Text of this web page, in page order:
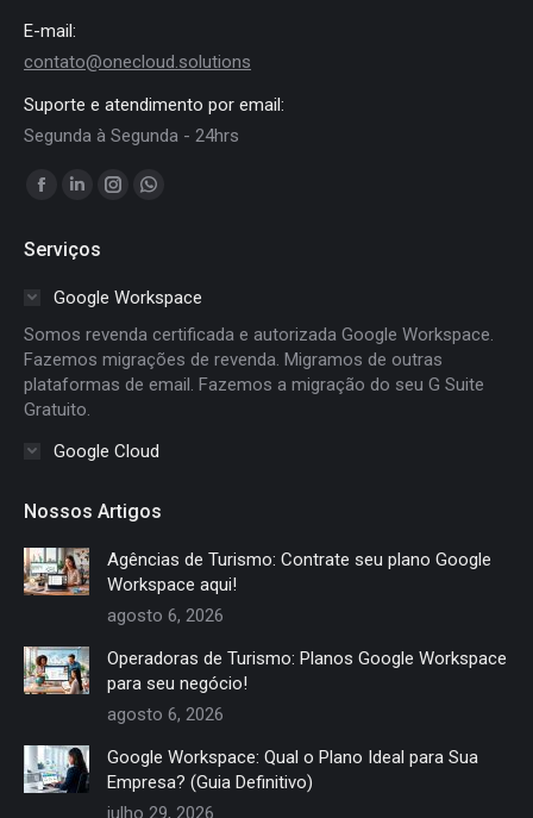
E-mail:
contato@onecloud.solutions
Suporte e atendimento por email:
Segunda à Segunda - 24hrs
Encontre-nos em:
Facebook
opens
window
Linkedin
opens
in
window
Instagram
in
window
Whatsapp
in
window
Serviços
Google Workspace
Somos revenda certificada e autorizada Google Workspace.
Fazemos migrações de revenda. Migramos de outras
plataformas de email. Fazemos a migração do seu G Suite
Gratuito.
Google Cloud
Nossos Artigos
Agências de Turismo: Contrate seu plano Google
Workspace aqui!
agosto 6, 2026
Operadoras de Turismo: Planos Google Workspace
para seu negócio!
agosto 6, 2026
Google Workspace: Qual o Plano Ideal para Sua
Empresa? (Guia Definitivo)
julho 29, 2026